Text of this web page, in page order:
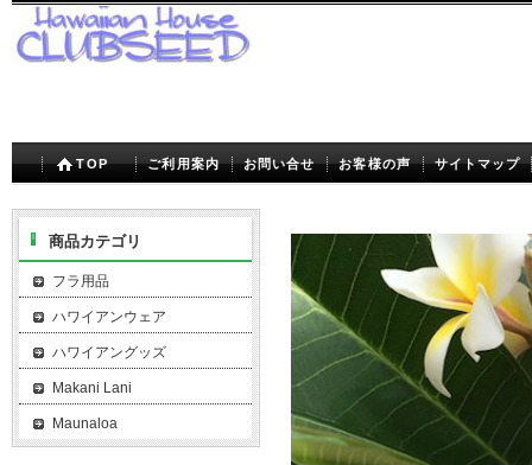
TOP ご利用案内 お問い合せ お客様の声 サイトマップ
商品カテゴリ
フラ用品
ハワイアンウェア
ハワイアングッズ
Makani Lani
Maunaloa